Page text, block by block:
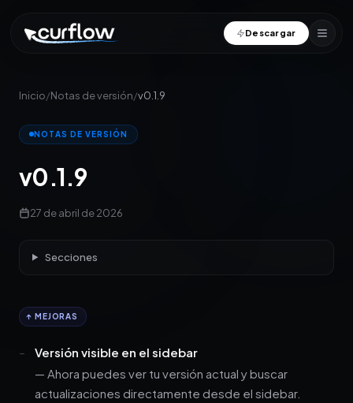
Descargar
Inicio/Notas de versión/v0.1.9
NOTAS DE VERSIÓN
v0.1.9
27 de abril de 2026
Secciones
↑ MEJORAS
Versión visible en el sidebar
— Ahora puedes ver tu versión actual y buscar
actualizaciones directamente desde el sidebar.